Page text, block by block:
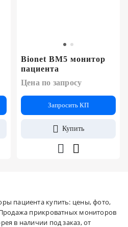
Bionet BM5 монитор
пациента
Цена по запросу
Запросить КП
Купить
пациента купить: цены, фото,
прикроватных мониторов
в наличии под заказ, от